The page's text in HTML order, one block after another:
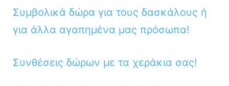
Συμβολικά δώρα για τους δασκάλους ή
για άλλα αγαπημένα μας πρόσωπα!
Συνθέσεις δώρων με τα χεράκια σας!